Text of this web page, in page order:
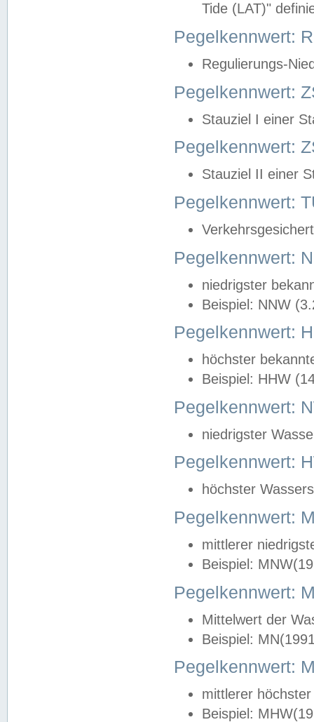
Tide (LAT)"
Pegelkennwert:
Regulierungs-
Pegelkennwert:
Stauziel I einer
Pegelkennwert:
Stauziel II einer
Pegelkennwert:
Pegelkennwert:
niedrigster
Beispiel: NNW
Pegelkennwert:
höchster
Beispiel: HHW
Pegelkennwert:
niedrigster
Pegelkennwert:
höchster
Pegelkennwert:
mittlerer
Beispiel:
Pegelkennwert:
Mittelwert der
Beispiel:
Pegelkennwert:
mittlerer
Beispiel: